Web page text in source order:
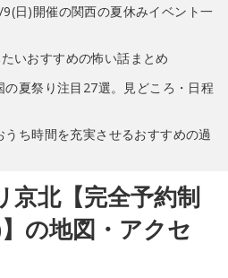
日)開催の関西の夏休みイベント一
たいおすすめの怖い話まとめ
の夏祭り注目27選。見どころ・日程
うち時間を充実させるおすすめの過
京北【完全予約制
の地図・アクセ